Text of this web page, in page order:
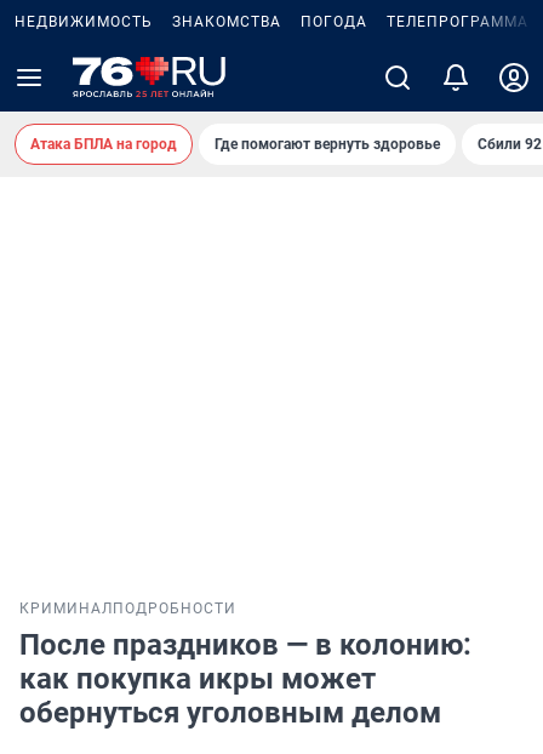
НЕДВИЖИМОСТЬ ЗНАКОМСТВА ПОГОДА ТЕЛЕПРОГРАММА
Атака БПЛА на город Где помогают вернуть здоровье Сбили
КРИМИНАЛ ПОДРОБНОСТИ
После праздников — в колонию:
как покупка икры может
обернуться уголовным делом